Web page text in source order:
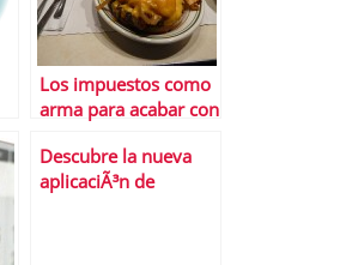
Los impuestos como
arma para acabar con
Descubre la nueva
aplicaciÃ³n de